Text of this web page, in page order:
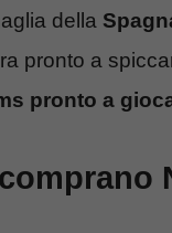
della
pronto a
pronto a